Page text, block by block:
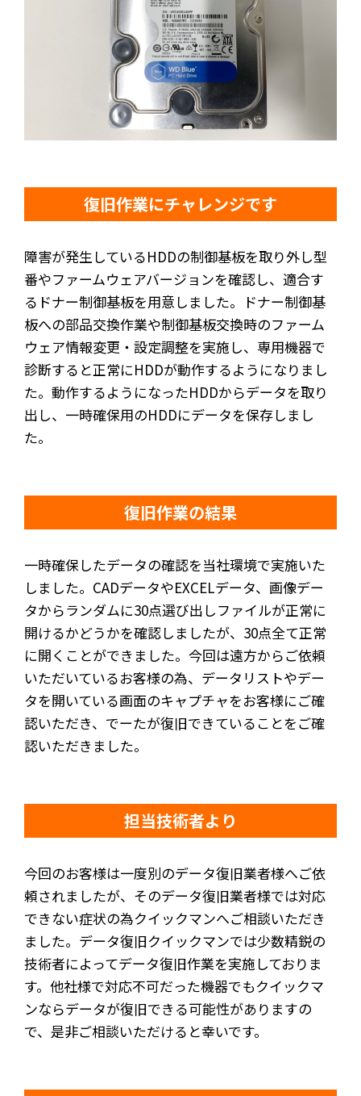
復旧作業にチャレンジです
障害が発生しているHDDの制御基板を取り外し型
番やファームウェアバージョンを確認し、適合す
るドナー制御基板を用意しました。ドナー制御基
板への部品交換作業や制御基板交換時のファーム
ウェア情報変更・設定調整を実施し、専用機器で
診断すると正常にHDDが動作するようになりまし
た。動作するようになったHDDからデータを取り
出し、一時確保用のHDDにデータを保存しまし
た。
復旧作業の結果
一時確保したデータの確認を当社環境で実施いた
しました。CADデータやEXCELデータ、画像デー
タからランダムに30点選び出しファイルが正常に
開けるかどうかを確認しましたが、30点全て正常
に開くことができました。今回は遠方からご依頼
いただいているお客様の為、データリストやデー
タを開いている画面のキャプチャをお客様にご確
認いただき、でーたが復旧できていることをご確
認いただきました。
担当技術者より
今回のお客様は一度別のデータ復旧業者様へご依
頼されましたが、そのデータ復旧業者様では対応
できない症状の為クイックマンへご相談いただき
ました。データ復旧クイックマンでは少数精鋭の
技術者によってデータ復旧作業を実施しておりま
す。他社様で対応不可だった機器でもクイックマ
ンならデータが復旧できる可能性がありますの
で、是非ご相談いただけると幸いです。